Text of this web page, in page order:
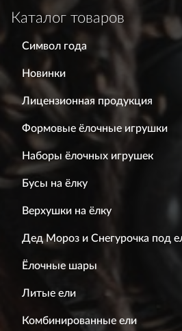
Каталог товаров
Символ года
Новинки
Лицензионная продукция
Формовые ёлочные игрушки
Наборы ёлочных игрушек
Бусы на ёлку
Верхушки на ёлку
Дед Мороз и Снегурочка под
Ёлочные шары
Литые ели
Комбинированные ели